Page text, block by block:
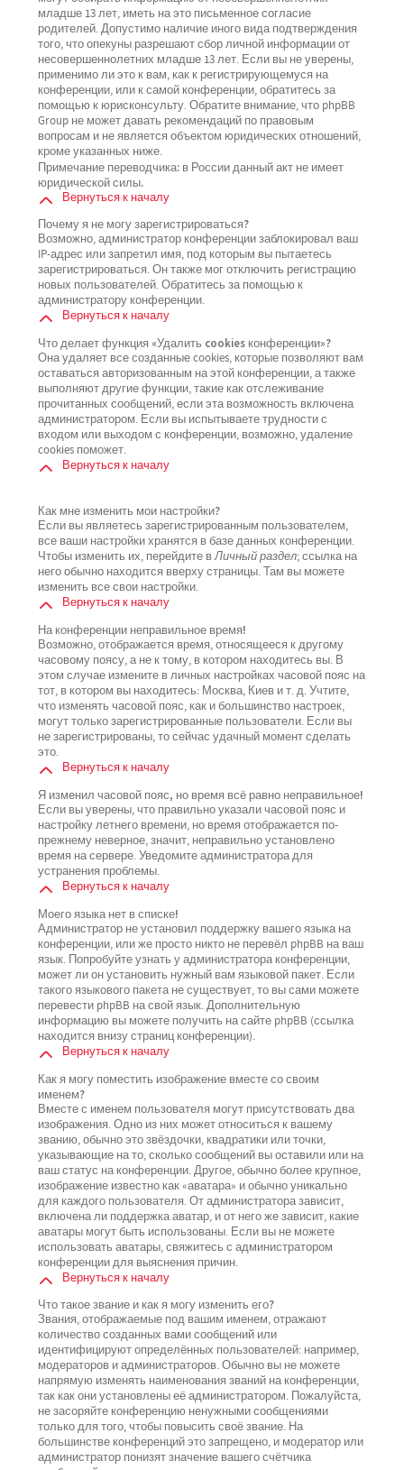
младше 13 лет, иметь на это письменное согласие
родителей. Допустимо наличие иного вида подтверждения
того, что опекуны разрешают сбор личной информации от
несовершеннолетних младше 13 лет. Если вы не уверены,
применимо ли это к вам, как к регистрирующемуся на
конференции, или к самой конференции, обратитесь за
помощью к юрисконсульту. Обратите внимание, что phpBB
Group не может давать рекомендаций по правовым
вопросам и не является объектом юридических отношений,
кроме указанных ниже.
Примечание переводчика: в России данный акт не имеет
юридической силы.
Вернуться к началу
Почему я не могу зарегистрироваться?
Возможно, администратор конференции заблокировал ваш
IP-адрес или запретил имя, под которым вы пытаетесь
зарегистрироваться. Он также мог отключить регистрацию
новых пользователей. Обратитесь за помощью к
администратору конференции.
Вернуться к началу
Что делает функция «Удалить cookies конференции»?
Она удаляет все созданные cookies, которые позволяют вам
оставаться авторизованным на этой конференции, а также
выполняют другие функции, такие как отслеживание
прочитанных сообщений, если эта возможность включена
администратором. Если вы испытываете трудности с
входом или выходом с конференции, возможно, удаление
cookies поможет.
Вернуться к началу
Как мне изменить мои настройки?
Если вы являетесь зарегистрированным пользователем,
все ваши настройки хранятся в базе данных конференции.
Чтобы изменить их, перейдите вЛичный раздел; ссылка на
него обычно находится вверху страницы. Там вы можете
изменить все свои настройки.
Вернуться к началу
На конференции неправильное время!
Возможно, отображается время, относящееся к другому
часовому поясу, а не к тому, в котором находитесь вы. В
этом случае измените в личных настройках часовой пояс на
тот, в котором вы находитесь: Москва, Киев и т. д. Учтите,
что изменять часовой пояс, как и большинство настроек,
могут только зарегистрированные пользователи. Если вы
не зарегистрированы, то сейчас удачный момент сделать
это.
Вернуться к началу
Я изменил часовой пояс, но время всё равно неправильное!
Если вы уверены, что правильно указали часовой пояс и
настройку летнего времени, но время отображается по-
прежнему неверное, значит, неправильно установлено
время на сервере. Уведомите администратора для
устранения проблемы.
Вернуться к началу
Моего языка нет в списке!
Администратор не установил поддержку вашего языка на
конференции, или же просто никто не перевёл phpBB на ваш
язык. Попробуйте узнать у администратора конференции,
может ли он установить нужный вам языковой пакет. Если
такого языкового пакета не существует, то вы сами можете
перевести phpBB на свой язык. Дополнительную
информацию вы можете получить на сайте phpBB (ссылка
находится внизу страниц конференции).
Вернуться к началу
Как я могу поместить изображение вместе со своим
именем?
Вместе с именем пользователя могут присутствовать два
изображения. Одно из них может относиться к вашему
званию, обычно это звёздочки, квадратики или точки,
указывающие на то, сколько сообщений вы оставили или на
ваш статус на конференции. Другое, обычно более крупное,
изображение известно как «аватара» и обычно уникально
для каждого пользователя. От администратора зависит,
включена ли поддержка аватар, и от него же зависит, какие
аватары могут быть использованы. Если вы не можете
использовать аватары, свяжитесь с администратором
конференции для выяснения причин.
Вернуться к началу
Что такое звание и как я могу изменить его?
Звания, отображаемые под вашим именем, отражают
количество созданных вами сообщений или
идентифицируют определённых пользователей: например,
модераторов и администраторов. Обычно вы не можете
напрямую изменять наименования званий на конференции,
так как они установлены её администратором. Пожалуйста,
не засоряйте конференцию ненужными сообщениями
только для того, чтобы повысить своё звание. На
большинстве конференций это запрещено, и модератор или
администратор понизят значение вашего счётчика